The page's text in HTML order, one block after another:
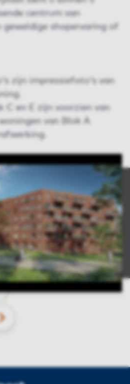
centrum van
geweldige shopervaring of
zijn impressiefoto's van
C en E zijn voorzien van
van Blok A